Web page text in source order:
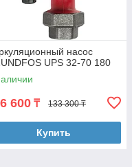
насос
UPS 32-70 180
600 ₸ 133 300 ₸
Купить